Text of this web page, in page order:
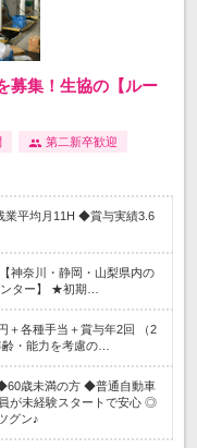
募集！生協の【ルー
第二新卒歓迎
業平均月11H ◆賞与実績3.6
神奈川・静岡・山梨県内の
ンター】 ★初期…
＋各種手当＋賞与年2回 （2
・能力を考慮の…
歳未満の方 ◆普通自動車
が未経験スタートで安心 ◎
グン♪